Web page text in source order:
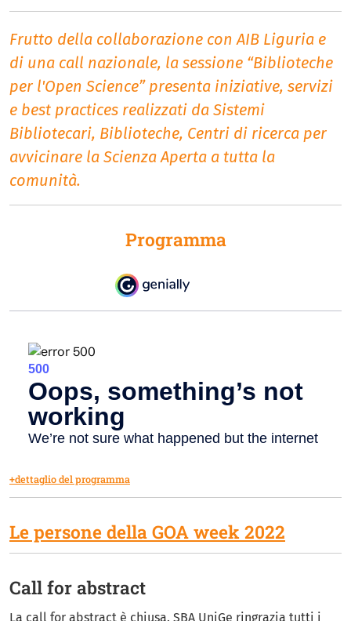
Frutto della collaborazione con AIB Liguria e
di una call nazionale, la sessione “Biblioteche
per l'Open Science” presenta iniziative, servizi
e best practices realizzati da Sistemi
Bibliotecari, Biblioteche, Centri di ricerca per
avvicinare la Scienza Aperta a tutta la
comunità.
Programma
+dettaglio del programma
Le persone della GOA week 2022
Call for abstract
La call for abstract è chiusa. SBA UniGe ringrazia tutti i